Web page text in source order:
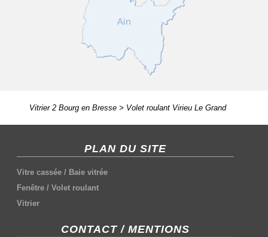
Vitrier 2 Bourg en Bresse> Volet roulant Virieu Le Grand
PLAN DU SITE
Vitre cassée / Baie vitrée
Fenêtre /Volet roulant
Vitrier
CONTACT / MENTIONS